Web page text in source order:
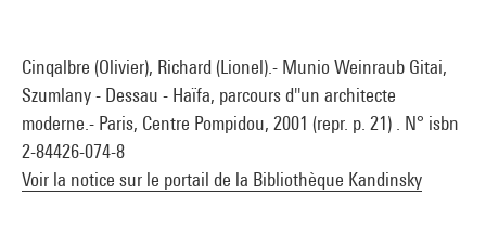
Cinqalbre (Olivier), Richard (Lionel).- Munio Weinraub Gitai,
Szumlany - Dessau - Haïfa, parcours d''un architecte
moderne.- Paris, Centre Pompidou, 2001 (repr. p. 21) . N° isbn
2-84426-074-8
Voir la notice sur le portail de la Bibliothèque Kandinsky